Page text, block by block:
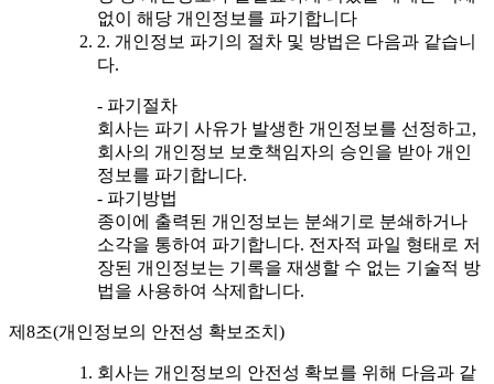
없이 해당 개인정보를 파기합니다
2. 개인정보 파기의 절차 및 방법은 다음과 같습니
다.
- 파기절차
회사는 파기 사유가 발생한 개인정보를 선정하고,
회사의 개인정보 보호책임자의 승인을 받아 개인
정보를 파기합니다.
- 파기방법
종이에 출력된 개인정보는 분쇄기로 분쇄하거나
소각을 통하여 파기합니다. 전자적 파일 형태로 저
장된 개인정보는 기록을 재생할 수 없는 기술적 방
법을 사용하여 삭제합니다.
제8조(개인정보의 안전성 확보조치)
회사는 개인정보의 안전성 확보를 위해 다음과 같